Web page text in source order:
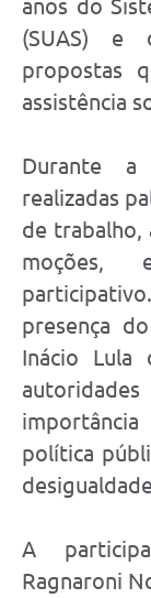
anos do
(SUAS) e
propostas
assistência
Durante a
realizadas
de trabalho,
moções,
presença
Inácio Lula
política
A
Ragnaroni